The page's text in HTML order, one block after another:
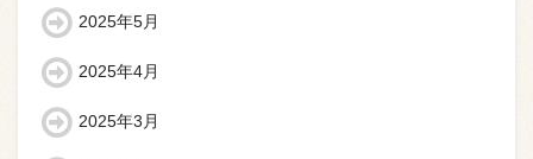
2025年5月
2025年4月
2025年3月